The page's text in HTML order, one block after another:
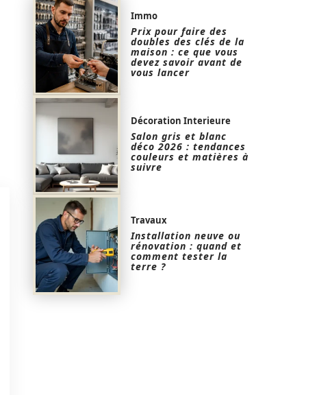
Immo
Prix pour faire des
doubles des clés de la
maison : ce que vous
devez savoir avant de
vous lancer
Décoration Interieure
Salon gris et blanc
déco 2026 : tendances
couleurs et matières à
suivre
Travaux
Installation neuve ou
rénovation : quand et
comment tester la
terre ?